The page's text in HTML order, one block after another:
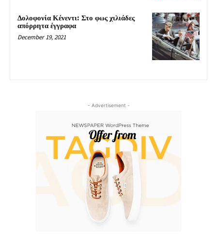
Δολοφονία Κένεντι: Στο φως χιλιάδες
απόρρητα έγγραφα
December 19, 2021
- Advertisement -